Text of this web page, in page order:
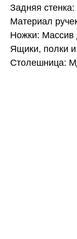
Задняя
Материал
Ножки: Массив
Ящики, полки
Столешница: